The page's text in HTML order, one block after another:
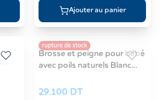
Ajouter au panier
rupture de stock
Brosse et peigne pour bébé
avec poils naturels Blanc
29.100 DT